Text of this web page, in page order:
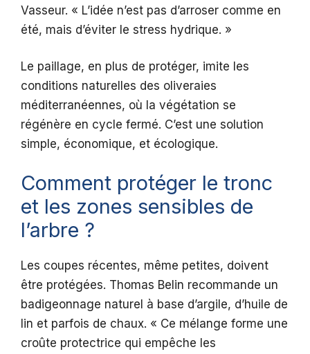
Vasseur. « L’idée n’est pas d’arroser comme en
été, mais d’éviter le stress hydrique. »
Le paillage, en plus de protéger, imite les
conditions naturelles des oliveraies
méditerranéennes, où la végétation se
régénère en cycle fermé. C’est une solution
simple, économique, et écologique.
Comment protéger le tronc
et les zones sensibles de
l’arbre ?
Les coupes récentes, même petites, doivent
être protégées. Thomas Belin recommande un
badigeonnage naturel à base d’argile, d’huile de
lin et parfois de chaux. « Ce mélange forme une
croûte protectrice qui empêche les